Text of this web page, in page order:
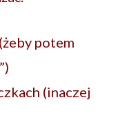
potem
(inaczej